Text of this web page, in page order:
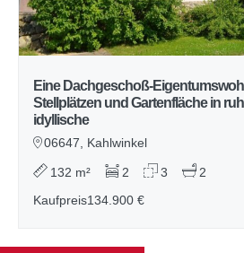
Eine Dachgeschoß-
Stellplätzen und Gartenfläche in
idyllische
06647, Kahlwinkel
132 m² 2 3
2
Kaufpreis134.900 €